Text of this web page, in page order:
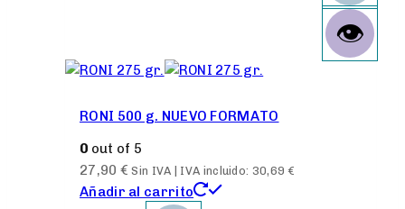
RONI 500 g. NUEVO FORMATO
0 out of 5
27,90 € Sin IVA | IVA incluido: 30,69€
Añadir al carrito